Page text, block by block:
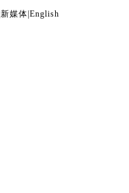
新媒体 English